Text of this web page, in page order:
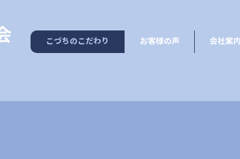
こづちのこだわり お客様の声 会社案内